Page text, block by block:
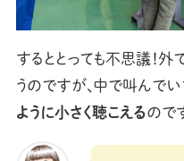
するととっても不思議！
うのですが、中で叫んでい
ように小さく聴こえるので